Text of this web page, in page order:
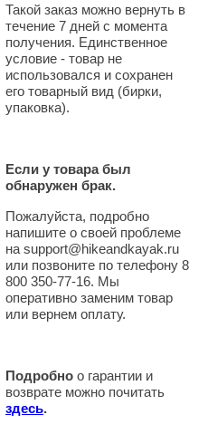
Такой заказ можно вернуть в
течение 7 дней с момента
получения. Единственное
условие - товар не
использовался и сохранен
его товарный вид (бирки,
упаковка).
Если у товара был
обнаружен брак.
Пожалуйста, подробно
напишите о своей проблеме
на support@hikeandkayak.ru
или позвоните по телефону 8
800 350-77-16. Мы
оперативно заменим товар
или вернем оплату.
Подробно о гарантии и
возврате можно почитать
здесь.